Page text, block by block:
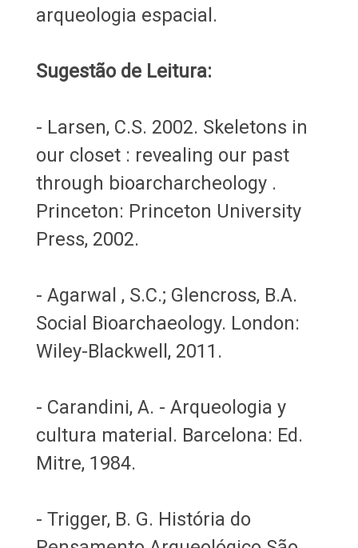
arqueologia espacial.
Sugestão de Leitura:
- Larsen, C.S. 2002. Skeletons in
our closet : revealing our past
through bioarcharcheology .
Princeton: Princeton University
Press, 2002.
- Agarwal , S.C.; Glencross, B.A.
Social Bioarchaeology. London:
Wiley-Blackwell, 2011.
- Carandini, A. - Arqueologia y
cultura material. Barcelona: Ed.
Mitre, 1984.
- Trigger, B. G. História do